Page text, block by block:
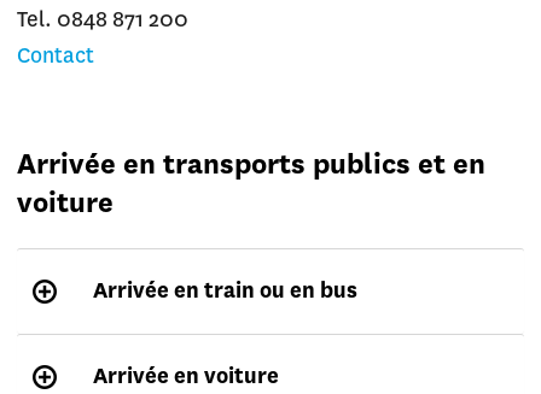
Tel. 0848 871 200
Contact
Arrivée en transports publics et en
voiture
Arrivée en train ou en bus
Arrivée en voiture